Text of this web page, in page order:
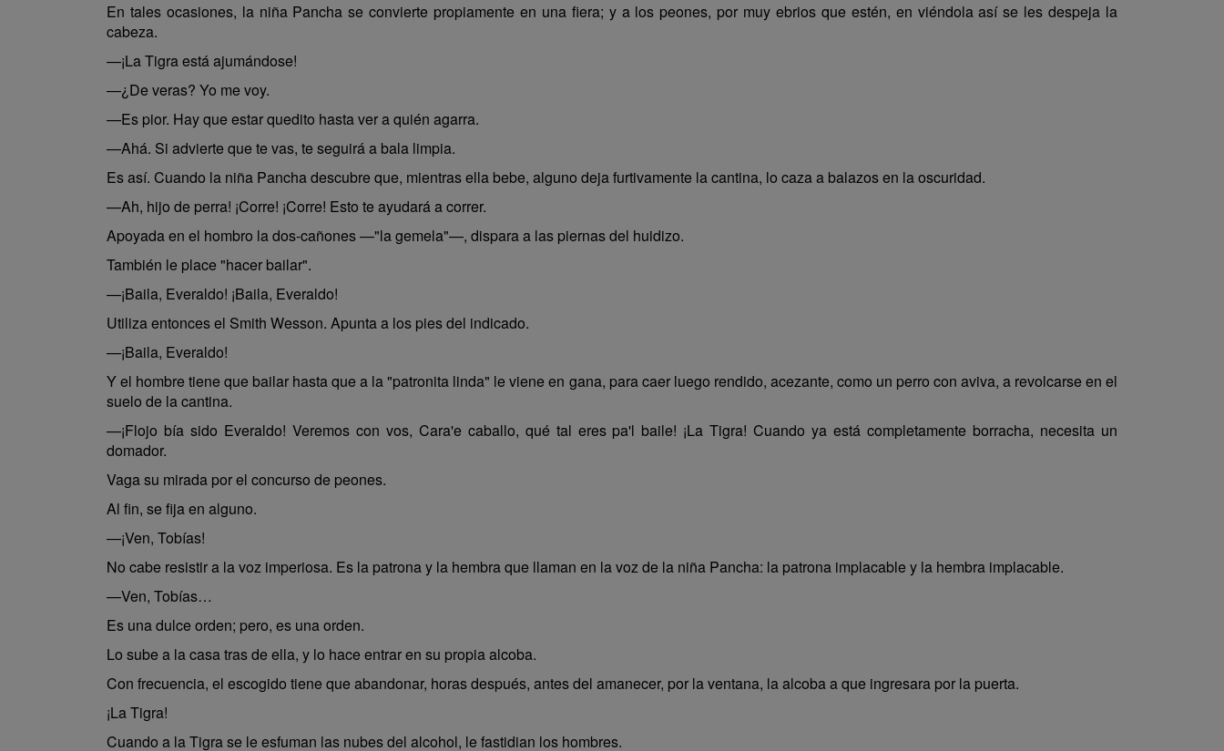
En tales ocasiones, la niña Pancha se convierte propiamente en una fiera; y a los peones, por muy ebrios que estén, en viéndola así se les despeja la
cabeza.
—¡La Tigra está ajumándose!
—¿De veras? Yo me voy.
—Es pior. Hay que estar quedito hasta ver a quién agarra.
—Ahá. Si advierte que te vas, te seguirá a bala limpia.
Es así. Cuando la niña Pancha descubre que, mientras ella bebe, alguno deja furtivamente la cantina, lo caza a balazos en la oscuridad.
—Ah, hijo de perra! ¡Corre! ¡Corre! Esto te ayudará a correr.
Apoyada en el hombro la dos-cañones —"la gemela"—, dispara a las piernas del huidizo.
También le place "hacer bailar".
—¡Baila, Everaldo! ¡Baila, Everaldo!
Utiliza entonces el Smith Wesson. Apunta a los pies del indicado.
—¡Baila, Everaldo!
Y el hombre tiene que bailar hasta que a la "patronita linda" le viene en gana, para caer luego rendido, acezante, como un perro con aviva, a revolcarse en el
suelo de la cantina.
—¡Flojo bía sido Everaldo! Veremos con vos, Cara'e caballo, qué tal eres pa'l baile! ¡La Tigra! Cuando ya está completamente borracha, necesita un
domador.
Vaga su mirada por el concurso de peones.
Al fin, se fija en alguno.
—¡Ven, Tobías!
No cabe resistir a la voz imperiosa. Es la patrona y la hembra que llaman en la voz de la niña Pancha: la patrona implacable y la hembra implacable.
—Ven, Tobías…
Es una dulce orden; pero, es una orden.
Lo sube a la casa tras de ella, y lo hace entrar en su propia alcoba.
Con frecuencia, el escogido tiene que abandonar, horas después, antes del amanecer, por la ventana, la alcoba a que ingresara por la puerta.
¡La Tigra!
Cuando a la Tigra se le esfuman las nubes del alcohol, le fastidian los hombres.